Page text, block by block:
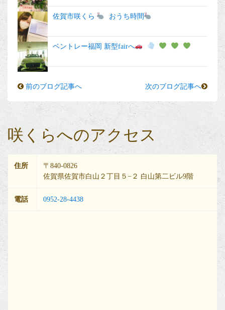
佐賀市咲くら おうち時間
ベントレー福岡 新型fairへ
前のブログ記事へ 次のブログ記事へ
咲くらへのアクセス
住所
〒840-0826
佐賀県佐賀市白山２丁目５−２ 白山第二ビル9階
電話 0952-28-4438